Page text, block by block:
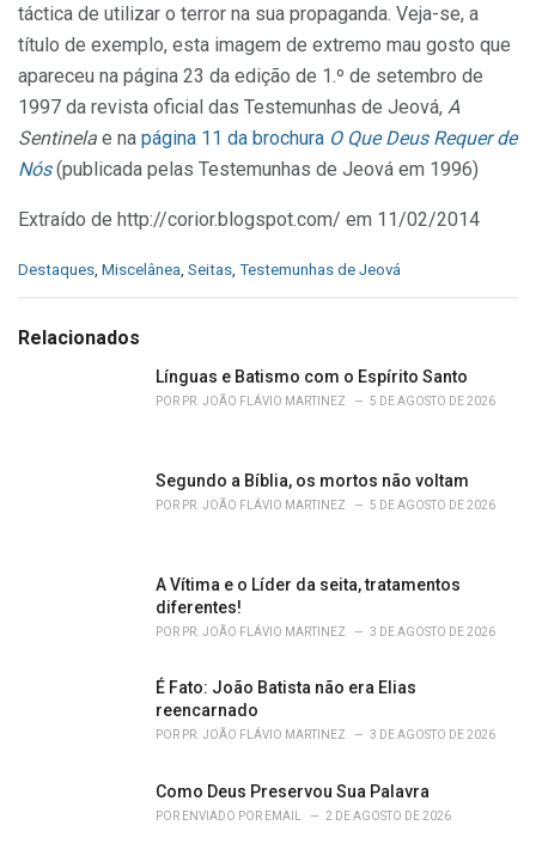
táctica de utilizar o terror na sua propaganda. Veja-se, a
título de exemplo, esta imagem de extremo mau gosto que
apareceu na página 23 da edição de 1.º de setembro de
1997 da revista oficial das Testemunhas de Jeová, A
Sentinela e na página 11 da brochura O Que Deus Requer de
Nós(publicada pelas Testemunhas de Jeová em 1996)
Extraído de http://corior.blogspot.com/ em 11/02/2014
C
e
Destaques Miscelânea Seitas Testemunhas de Jeová
Relacionados
Línguas e Batismo com o Espírito Santo
POR PR. JOÃO FLÁVIO MARTINEZ 5 DE AGOSTO DE 2026
Segundo a Bíblia, os mortos não voltam
POR PR. JOÃO FLÁVIO MARTINEZ 5 DE AGOSTO DE 2026
A Vítima e o Líder da seita, tratamentos
diferentes!
POR PR. JOÃO FLÁVIO MARTINEZ 3 DE AGOSTO DE 2026
É Fato: João Batista não era Elias
reencarnado
POR PR. JOÃO FLÁVIO MARTINEZ 3 DE AGOSTO DE 2026
Como Deus Preservou Sua Palavra
POR ENVIADO POR EMAIL 2 DE AGOSTO DE 2026